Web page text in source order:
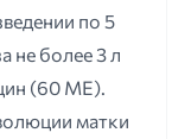
по 5
не более 3 л
(60 ME).
матки